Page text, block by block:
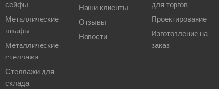
сейфы
Металлические
шкафы
Металлические
стеллажи
Стеллажи для
склада
Наши клиенты
Отзывы
Новости
для торгов
Проектирование
Изготовление на
заказ